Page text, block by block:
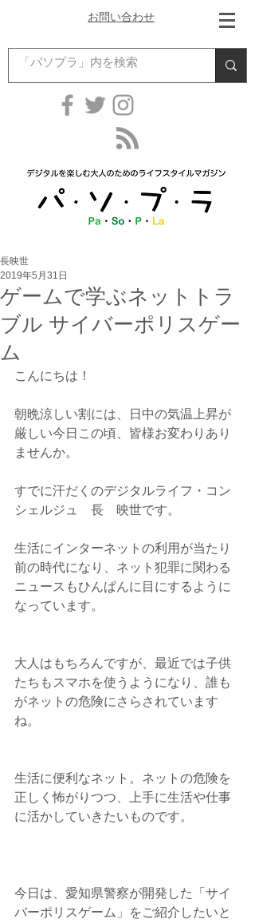
お問い合わせ
ゲームで学ぶネットトラ
ブル サイバーポリスゲー
ム
長映世
2019年5月31日
こんにちは！
朝晩涼しい割には、日中の気温上昇が
厳しい今日この頃、皆様お変わりあり
ませんか。
すでに汗だくのデジタルライフ・コン
シェルジュ　長　映世です。
生活にインターネットの利用が当たり
前の時代になり、ネット犯罪に関わる
ニュースもひんぱんに目にするように
なっています。
大人はもちろんですが、最近では子供
たちもスマホを使うようになり、誰も
がネットの危険にさらされています
ね。
生活に便利なネット。ネットの危険を
正しく怖がりつつ、上手に生活や仕事
に活かしていきたいものです。
今日は、愛知県警察が開発した「サイ
バーポリスゲーム」をご紹介したいと